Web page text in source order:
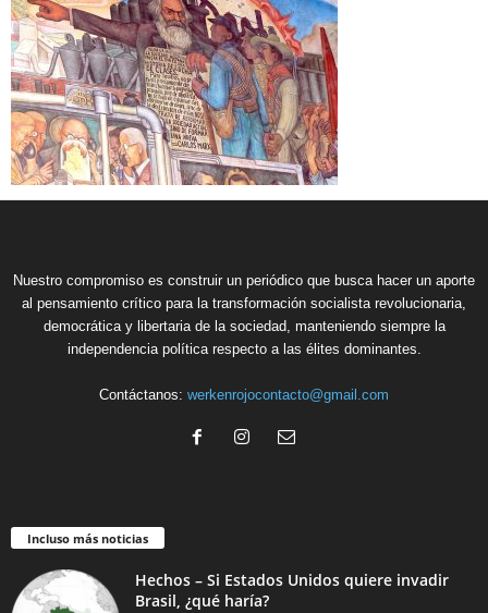
Nuestro compromiso es construir un periódico que busca hacer un aporte
al pensamiento crítico para la transformación socialista revolucionaria,
democrática y libertaria de la sociedad, manteniendo siempre la
independencia política respecto a las élites dominantes.
Contáctanos: werkenrojocontacto@gmail.com
Incluso más noticias
Hechos – Si Estados Unidos quiere invadir
Brasil, ¿qué haría?